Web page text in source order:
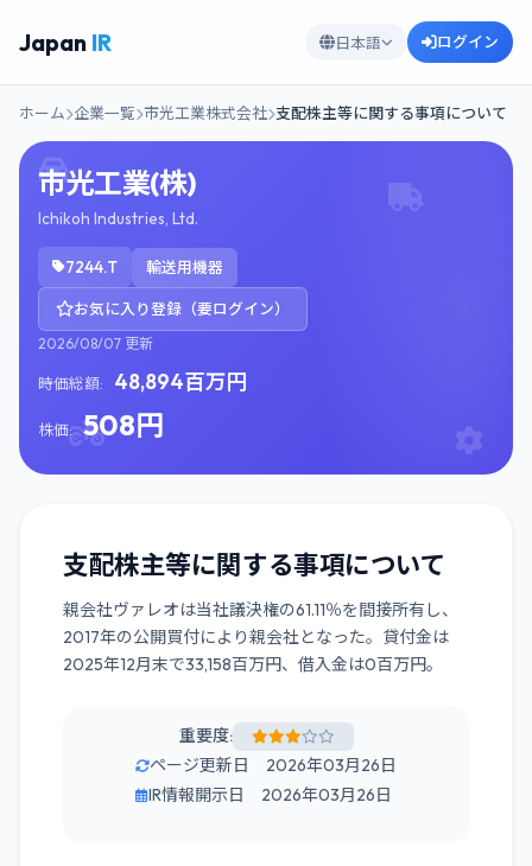
Japan IR 日本語 ログイン
ホーム 企業一覧 市光工業株式会社 ⽀配株主等に関する事項について
市光工業(株)
Ichikoh Industries, Ltd.
7244.T 輸送用機器
お気に入り登録（要ログイン）
2026/08/07 更新
時価総額: 48,894百万円
株価: 508円
⽀配株主等に関する事項について
親会社ヴァレオは当社議決権の61.11％を間接所有し、
2017年の公開買付により親会社となった。貸付金は
2025年12月末で33,158百万円、借入金は0百万円。
重要度:
ページ更新日 2026年03月26日
IR情報開示日 2026年03月26日